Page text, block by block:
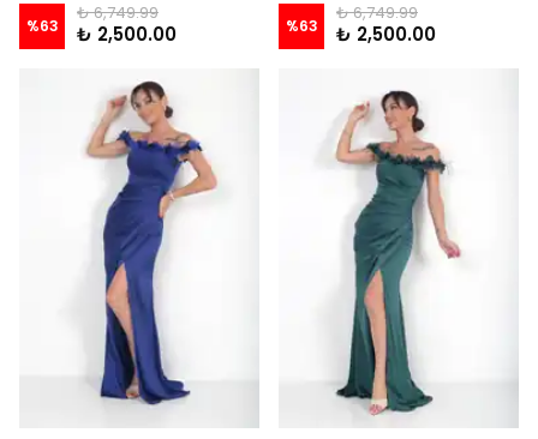
%63
₺ 6,749.99
₺ 2,500.00 %63
₺ 6,749.99
₺ 2,500.00